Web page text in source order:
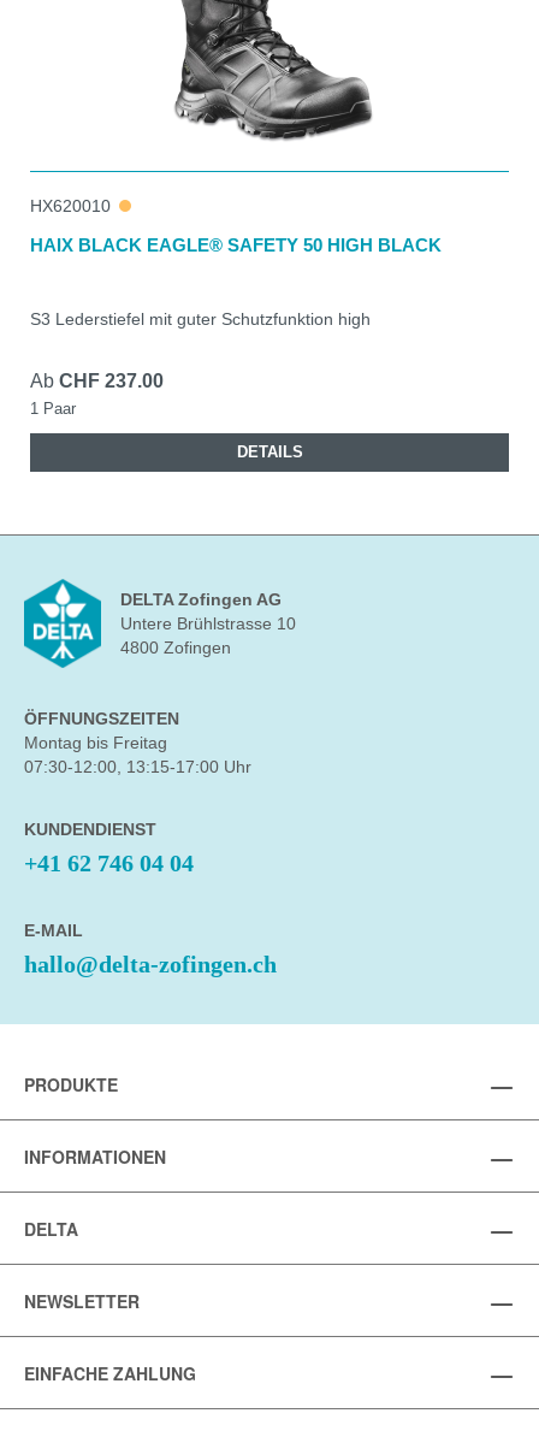
HX620010
HAIX BLACK EAGLE® SAFETY 50 HIGH BLACK
S3 Lederstiefel mit guter Schutzfunktion high
Ab CHF 237.00
1 Paar
DETAILS
DELTA Zofingen AG
Untere Brühlstrasse 10
4800 Zofingen
ÖFFNUNGSZEITEN
Montag bis Freitag
07:30-12:00, 13:15-17:00 Uhr
KUNDENDIENST
+41 62 746 04 04
E-MAIL
hallo@delta-zofingen.ch
PRODUKTE
INFORMATIONEN
DELTA
NEWSLETTER
EINFACHE ZAHLUNG